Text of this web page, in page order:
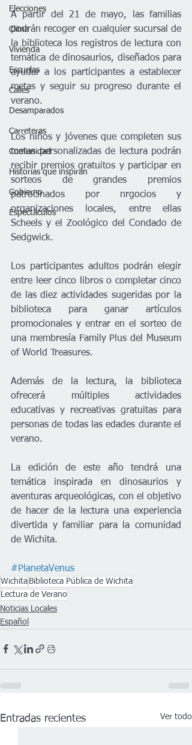
Elecciones
Clima
Vivienda
Escuelas
Calles
Desamparados
Carreteras
Comunidad
Historias que inspiran
Gobierno
Espectáculos
A partir del 21 de mayo, las familias
podrán recoger en cualquier sucursal de
la biblioteca los registros de lectura con
temática de dinosaurios, diseñados para
ayudar a los participantes a establecer
metas y seguir su progreso durante el
verano.
Los niños y jóvenes que completen sus
metas personalizadas de lectura podrán
recibir premios gratuitos y participar en
sorteos de grandes premios
patrocinados por nrgocios y
organizaciones locales, entre ellas
Scheels y el Zoológico del Condado de
Sedgwick.
Los participantes adultos podrán elegir
entre leer cinco libros o completar cinco
de las diez actividades sugeridas por la
biblioteca para ganar artículos
promocionales y entrar en el sorteo de
una membresía Family Plus del Museum
of World Treasures.
Además de la lectura, la biblioteca
ofrecerá múltiples actividades
educativas y recreativas gratuitas para
personas de todas las edades durante el
verano.
La edición de este año tendrá una
temática inspirada en dinosaurios y
aventuras arqueológicas, con el objetivo
de hacer de la lectura una experiencia
divertida y familiar para la comunidad
de Wichita.
#PlanetaVenus
Wichita Biblioteca Pública de Wichita
Lectura de Verano
Noticias Locales
Español
Entradas recientes Ver todo